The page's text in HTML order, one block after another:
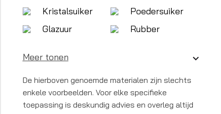
Kristalsuiker
Poedersuiker
Glazuur
Rubber
Meer tonen
De hierboven genoemde materialen zijn slechts
enkele voorbeelden. Voor elke specifieke
toepassing is deskundig advies en overleg altijd